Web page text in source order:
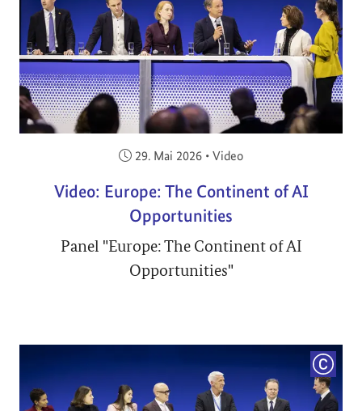
Veröffentlicht am:
29. Mai 2026 • Video
Video: Europe: The Continent of AI
Opportunities
Panel "Europe: The Continent of AI
Opportunities"